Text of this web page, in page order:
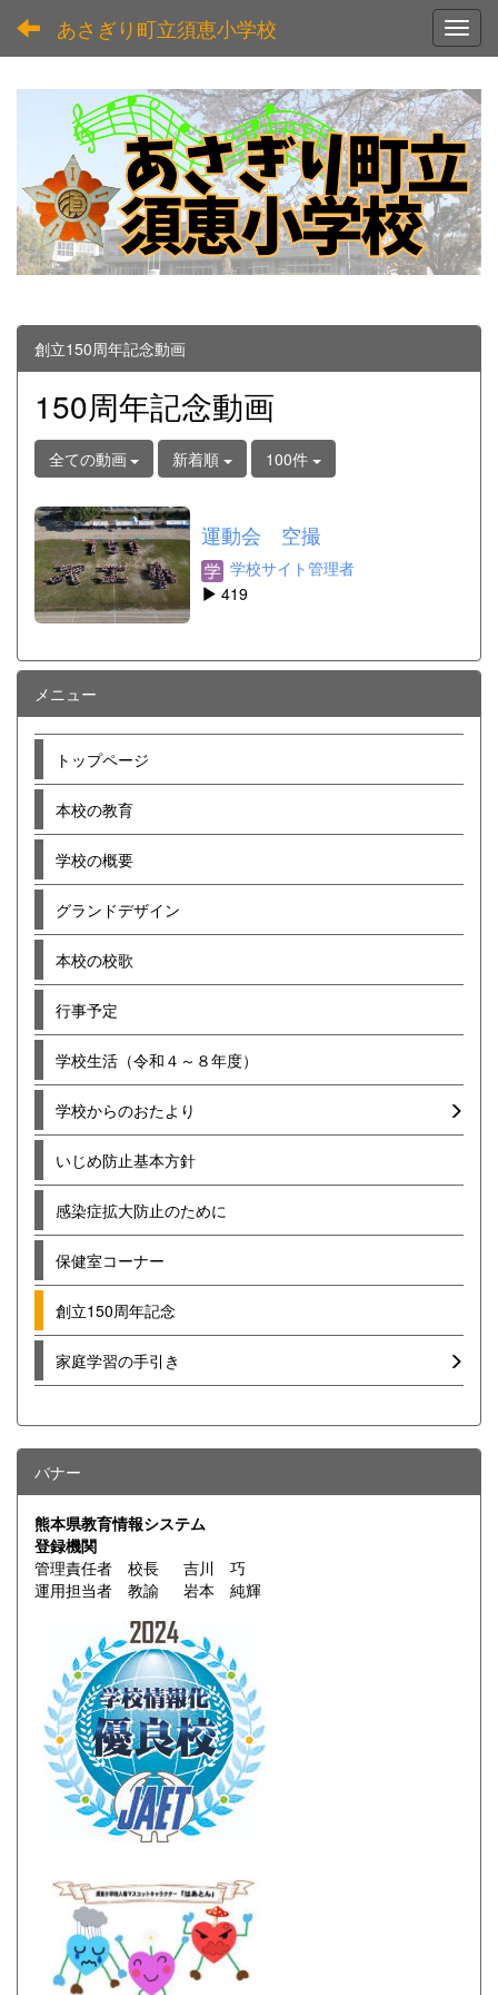
あさぎり町立須恵小学校
創立150周年記念動画
150周年記念動画
全ての動画 新着順 100件
運動会 空撮
学校サイト管理者
419
メニュー
トップページ
本校の教育
学校の概要
グランドデザイン
本校の校歌
行事予定
学校生活（令和４～８年度）
学校からのおたより
いじめ防止基本方針
感染症拡大防止のために
保健室コーナー
創立150周年記念
家庭学習の手引き
バナー
熊本県教育情報システム
登録機関
管理責任者 校長 吉川 巧
運用担当者 教諭 岩本 純輝